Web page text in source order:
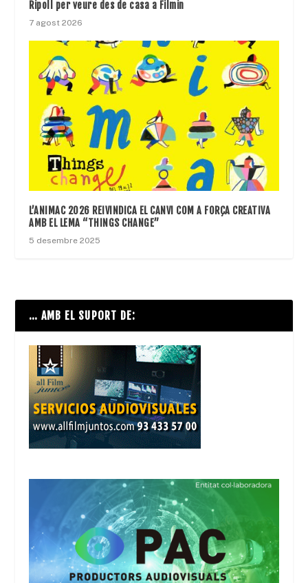
Ripoll per veure des de casa a Filmin
7 agost 2026
L’ANIMAC 2026 REIVINDICA EL CANVI COM A FORÇA CREATIVA
AMB EL LEMA “THINGS CHANGE”
5 desembre 2025
… AMB EL SUPORT DE: